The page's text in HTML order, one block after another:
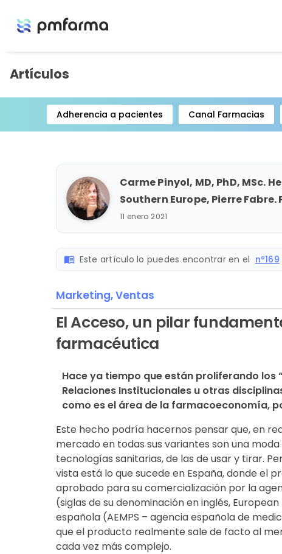
Artículos
Adherencia a pacientes Canal Farmacias
Item
Carme Pinyol, MD, PhD, MSc.
Southern Europe, Pierre
11 enero 2021
menu_book Este artículo lo puedes encontrar en el nº169
Marketing,Ventas
El Acceso, un pilar
farmacéutica
Hace ya tiempo que están proliferando los
Relaciones Institucionales u otras
como es el área de la farmacoeconomía,
Este hecho podría hacernos pensar que, en
mercado en todas sus variantes son una
tecnologías sanitarias, de las de usar y tirar.
vista está lo que sucede en España, donde el
aprobado para su comercialización por la
(siglas de su denominación en inglés,
española (AEMPS – agencia española de
que el producto realmente sale de facto al
cada vez más complejo.